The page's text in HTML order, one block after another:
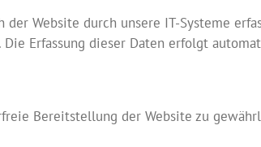
Website durch unsere IT-Systeme
Erfassung dieser Daten erfolgt
Bereitstellung der Website zu